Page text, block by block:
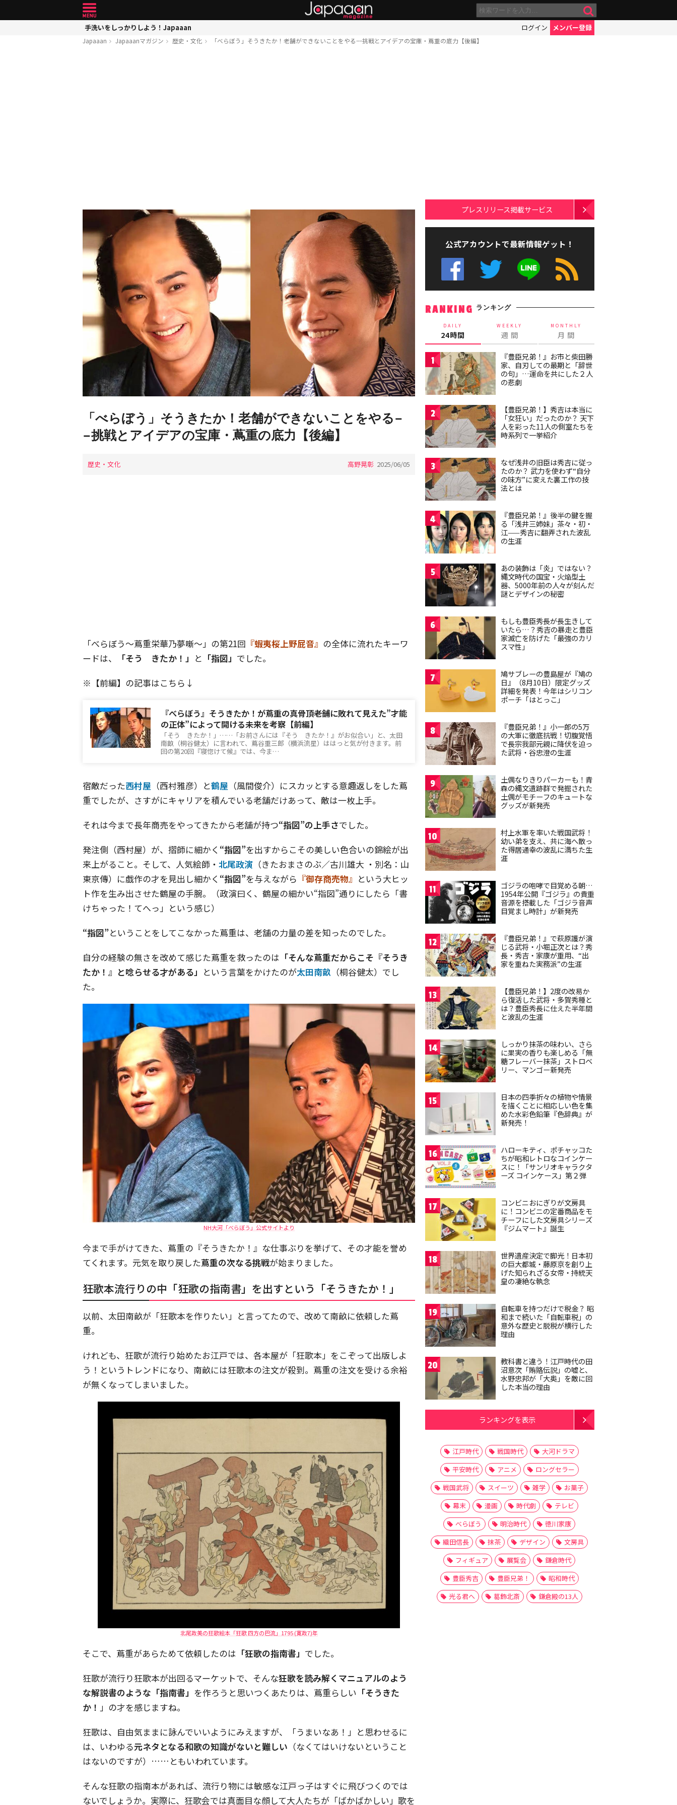
手洗いをしっかりしよう！Japaaan ログイン メンバー登録
Japaaan Japaaanマガジン 歴史・文化 「べらぼう」そうきたか！老舗ができないことをやる−−挑戦とアイデアの宝庫・蔦重の底力【後編】
「べらぼう」そうきたか！老舗ができないことをやる−
−挑戦とアイデアの宝庫・蔦重の底力【後編】
歴史・文化 高野晃彰 2025/06/05
「べらぼう～蔦重栄華乃夢噺～」の第21回 『蝦夷桜上野屁音』 の全体に流れたキーワ
ードは、
「そう きたか！」 と 「指図」 でした。
※【前編】の記事はこちら↓
『べらぼう』そうきたか！が蔦重の真骨頂――老舗に敗れて見えた”才能
の正体”によって開ける未来を考察【前編】
「そう きたか！」……「お前さんには『そう きたか！』がお似合い」と、太田
南畝（桐谷健太）に言われて、蔦谷重三郎（横浜流星）ははっと気が付きます。前
回の第20回『寝惚けて候』では、今ま…
宿敵だった西村屋 （西村雅彦）と鶴屋 （風間俊介）にスカッとする意趣返しをした蔦
重でしたが、さすがにキャリアを積んでいる老舗だけあって、敵は一枚上手。
それは今まで長年商売をやってきたから老舗が持つ“指図”の上手さでした。
発注側（西村屋）が、摺師に細かく “指図”を出すからこその美しい色合いの錦絵が出
来上がること。そして、人気絵師・ 北尾政演 （きたおまさのぶ／古川雄大 ・別名：山
東京傳）に戯作の才を見出し細かく “指図”を与えながら 『御存商売物』 という大ヒッ
ト作を生み出させた鶴屋の手腕。（政演曰く、鶴屋の細かい“指図”通りにしたら「書
けちゃった！てへっ」という感じ）
“指図”ということをしてこなかった蔦重は、老舗の力量の差を知ったのでした。
自分の経験の無さを改めて感じた蔦重を救ったのは 「そんな蔦重だからこそ『そうき
たか！』と唸らせる才がある」 という言葉をかけたのが太田南畝 （桐谷健太）でし
た。
NH大河「べらぼう」公式サイトより
今まで手がけてきた、蔦重の『そうきたか！』な仕事ぶりを挙げて、その才能を誉め
てくれます。元気を取り戻した蔦重の次なる挑戦が始まりました。
狂歌本流行りの中「狂歌の指南書」を出すという「そうきたか！」
以前、太田南畝が「狂歌本を作りたい」と言ってたので、改めて南畝に依頼した蔦
重。
けれども、狂歌が流行り始めたお江戸では、各本屋が「狂歌本」をこぞって出版しよ
う！というトレンドになり、南畝には狂歌本の注文が殺到。蔦重の注文を受ける余裕
が無くなってしまいました。
北尾政美の狂歌絵本「狂歌 四方の巴流」1795 (寛政7)年
そこで、蔦重があらためて依頼したのは 「狂歌の指南書」 でした。
狂歌が流行り狂歌本が出回るマーケットで、そんな狂歌を読み解くマニュアルのよう
な解説書のような「指南書」 を作ろうと思いつくあたりは、蔦重らしい 「そうきた
か！ 」の才を感じますね。
狂歌は、自由気ままに詠んでいいようにみえますが、「うまいなあ！」と思わせるに
は、いわゆる元ネタとなる和歌の知識がないと難しい （なくてはいけないということ
はないのですが）……ともいわれています。
そんな狂歌の指南本があれば、流行り物には敏感な江戸っ子はすぐに飛びつくのでは
ないでしょうか。実際に、狂歌会では真面目な顔して大人たちが「ばかばかしい」歌を
プレスリリース掲載サービス
公式アカウントで最新情報ゲット！
RANKING ランキング
DAILY
24時間
WEEKLY
週 間
MONTHLY
月 間
1
『豊臣兄弟！』お市と柴田勝
家、自刃しての最期と「辞世
の句」…運命を共にした２人
の悲劇
2
【豊臣兄弟！】秀吉は本当に
「女狂い」だったのか？ 天下
人を彩った11人の側室たちを
時系列で一挙紹介
3
なぜ浅井の旧臣は秀吉に従っ
たのか？ 武力を使わず“自分
の味方”に変えた裏工作の技
法とは
4
『豊臣兄弟！』後半の鍵を握
る「浅井三姉妹」茶々・初・
江——秀吉に翻弄された波乱
の生涯
5
あの装飾は「炎」ではない？
縄文時代の国宝・火焔型土
器、5000年前の人々が刻んだ
謎とデザインの秘密
6
もしも豊臣秀長が長生きして
いたら…？秀吉の暴走と豊臣
家滅亡を防げた「最強のカリ
スマ性」
7
鳩サブレーの豊島屋が『鳩の
日』（8月10日）限定グッズ
詳細を発表！今年はシリコン
ポーチ「はとっこ」
8
『豊臣兄弟！』小一郎の5万
の大軍に徹底抗戦！切腹覚悟
で長宗我部元親に降伏を迫っ
た武将・谷忠澄の生涯
9
土偶なりきりパーカーも！青
森の縄文遺跡群で発掘された
土偶がモチーフのキュートな
グッズが新発売
10
村上水軍を率いた戦国武将！
幼い弟を支え、共に海へ散っ
た得居通幸の波乱に満ちた生
涯
11
ゴジラの咆哮で目覚める朝…
1954年公開『ゴジラ』の貴重
音源を搭載した「ゴジラ音声
目覚まし時計」が新発売
12
『豊臣兄弟！』で萩原護が演
じる武将・小堀正次とは？秀
長・秀吉・家康が重用、“出
家を重ねた実務派”の生涯
13
【豊臣兄弟！】2度の改易か
ら復活した武将・多賀秀種と
は？豊臣秀長に仕えた半年間
と波乱の生涯
14
しっかり抹茶の味わい、さら
に果実の香りも楽しめる「無
糖フレーバー抹茶」ストロベ
リー、マンゴー新発売
15
日本の四季折々の植物や情景
を描くことに相応しい色を集
めた水彩色鉛筆『色辞典』が
新発売！
16
ハローキティ、ポチャッコた
ちが昭和レトロなコインケー
スに！「サンリオキャラクタ
ーズ コインケース」第２弾
17
コンビニおにぎりが文房具
に！コンビニの定番商品をモ
チーフにした文房具シリーズ
『ジムマート』誕生
18
世界遺産決定で脚光！日本初
の巨大都城・藤原京を創り上
げた知られざる女帝・持統天
皇の凄絶な執念
19
自転車を持つだけで税金？ 昭
和まで続いた「自転車税」の
意外な歴史と脱税が横行した
理由
20
教科書と違う！江戸時代の田
沼意次「賄賂伝説」の嘘と、
水野忠邦が「大奥」を敵に回
した本当の理由
ランキングを表示
江戸時代 戦国時代
大河ドラマ
平安時代
アニメ
ロングセラー
戦国武将
スイーツ 雑学
お菓子
幕末
漫画 時代劇
テレビ
べらぼう
明治時代
徳川家康
織田信長
抹茶 デザイン
文房具
フィギュア
展覧会
鎌倉時代
豊臣秀吉
豊臣兄弟！
昭和時代
光る君へ
葛飾北斎 鎌倉殿の13人